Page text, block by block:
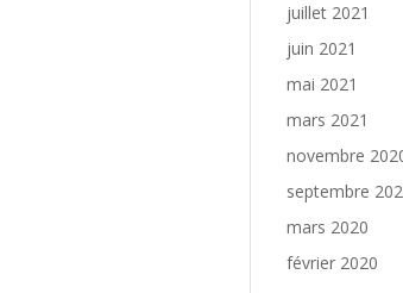
juillet 2021
juin 2021
mai 2021
mars 2021
novembre
septembre
mars 2020
février 2020